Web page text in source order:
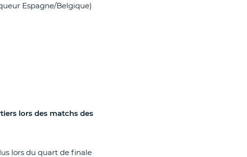
Espagne/Belgique)
lors des matchs des
lors du quart de finale